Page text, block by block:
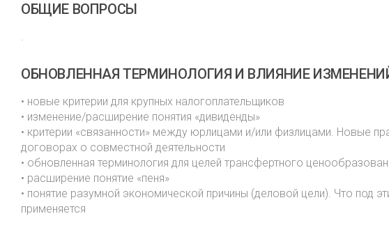
ОБЩИЕ ВОПРОСЫ
.
ОБНОВЛЕННАЯ ТЕРМИНОЛОГИЯ И ВЛИЯНИЕ
• новые критерии для крупных налогоплательщиков
• изменение/расширение понятия «дивиденды»
• критерии «связанности» между юрлицами и/или физлицами. Новые
договорах о совместной деятельности
• обновленная терминология для целей трансфертного
• расширение понятие «пеня»
• понятие разумной экономической причины (деловой цели). Что под
применяется